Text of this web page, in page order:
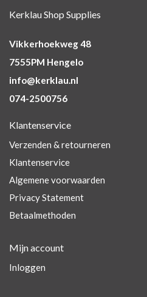
Kerklau Shop Supplies
Vikkerhoekweg 48
7555PM Hengelo
info@kerklau.nl
074-2500756
Klantenservice
Verzenden & retourneren
Klantenservice
Algemene voorwaarden
Privacy Statement
Betaalmethoden
Mijn account
Inloggen